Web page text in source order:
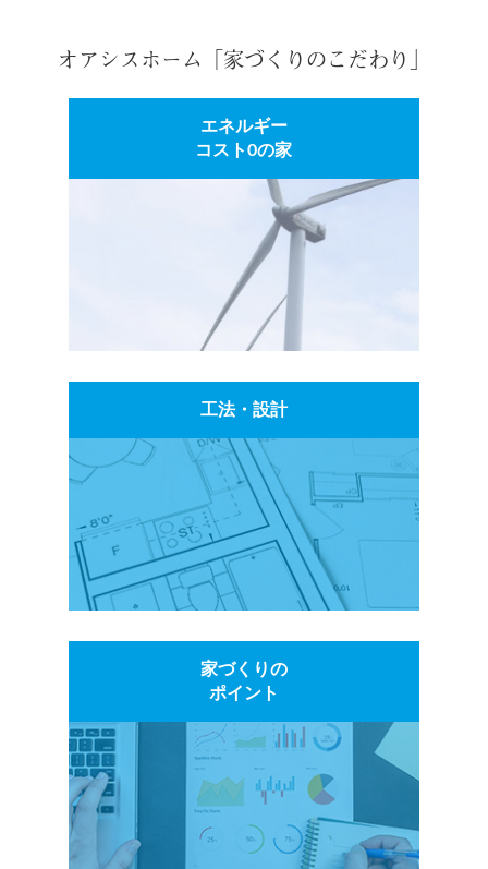
オアシスホーム「家づくりのこだわり」
エネルギー
コスト0の家
工法・設計
家づくりの
ポイント